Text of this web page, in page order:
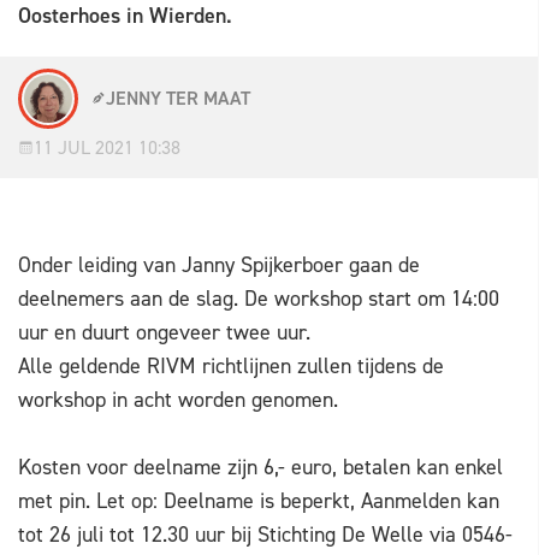
Oosterhoes in Wierden.
JENNY TER MAAT
11 JUL 2021 10:38
Onder leiding van Janny Spijkerboer gaan de
deelnemers aan de slag. De workshop start om 14:00
uur en duurt ongeveer twee uur.
Alle geldende RIVM richtlijnen zullen tijdens de
workshop in acht worden genomen.
Kosten voor deelname zijn 6,- euro, betalen kan enkel
met pin. Let op: Deelname is beperkt, Aanmelden kan
tot 26 juli tot 12.30 uur bij Stichting De Welle via 0546-